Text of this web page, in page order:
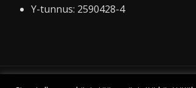
Y-tunnus: 2590428-4